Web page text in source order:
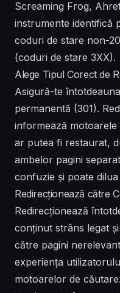
Screaming Frog,
instrumente identifică
coduri de stare non-
(coduri de stare 3XX).
Alege Tipul Corect de
Asigură-te
permanentă (301).
informează
ar putea fi restaurat,
ambelor pagini
confuzie și poate
Redirecționează către
Redirecționează
conținut strâns legat
către pagini
experiența
motoarelor de